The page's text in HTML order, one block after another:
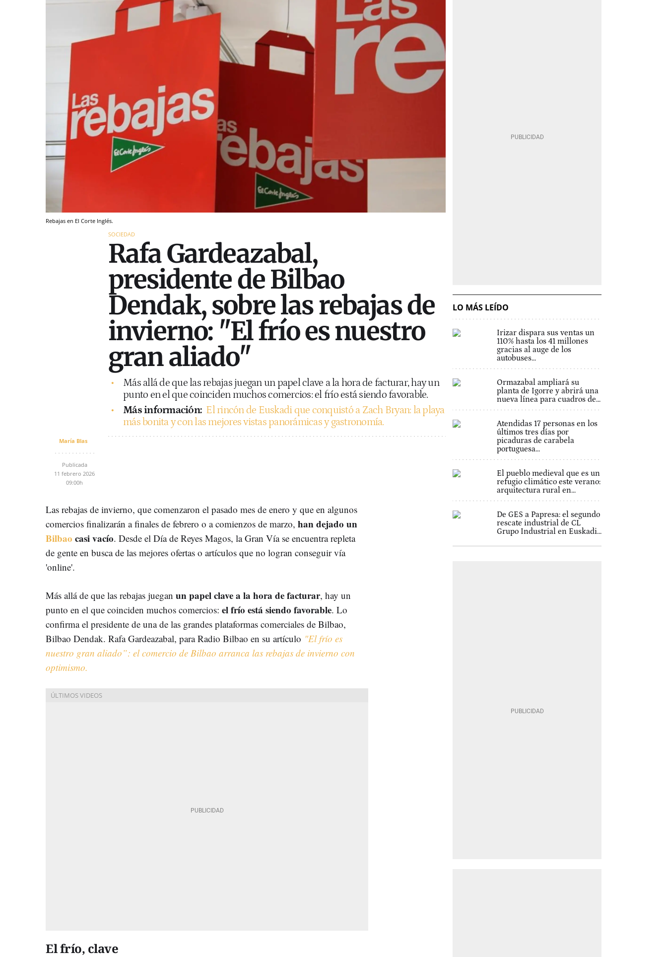
Rebajas en El Corte Inglés.
SOCIEDAD
Rafa Gardeazabal,
presidente de Bilbao
Dendak, sobre las rebajas de
invierno: "El frío es nuestro
gran aliado"
Más allá de que las rebajas juegan un papel clave a la hora de facturar, hay un
punto en el que coinciden muchos comercios: el frío está siendo favorable.
Más información: El rincón de Euskadi que conquistó a Zach Bryan: la playa
más bonita y con las mejores vistas panorámicas y gastronomía.
María Blas
Publicada
11 febrero 2026
09:00h
Las rebajas de invierno, que comenzaron el pasado mes de enero y que en algunos
comercios finalizarán a finales de febrero o a comienzos de marzo, handejado un
Bilbao casi vacío. Desde el Día de Reyes Magos, la Gran Vía se encuentra repleta
de gente en busca de las mejores ofertas o artículos que no logran conseguir vía
'online'.
Más allá de que las rebajas juegan un papel clave a la hora de facturar, hay un
punto en el que coinciden muchos comercios: el frío está siendo favorable. Lo
confirma el presidente de una de las grandes plataformas comerciales de Bilbao,
Bilbao Dendak. Rafa Gardeazabal, para Radio Bilbao en su artículo "El frío es
nuestro gran aliado”: el comercio de Bilbao arranca las rebajas de invierno con
optimismo.
El frío, clave
LO MÁS LEÍDO
Irizar dispara sus ventas un
110% hasta los 41 millones
gracias al auge de los
autobuses...
Ormazabal ampliará su
planta de Igorre y abrirá una
nueva línea para cuadros de...
Atendidas 17 personas en los
últimos tres días por
picaduras de carabela
portuguesa...
El pueblo medieval que es un
refugio climático este verano:
arquitectura rural en...
De GES a Papresa: el segundo
rescate industrial de CL
Grupo Industrial en Euskadi...